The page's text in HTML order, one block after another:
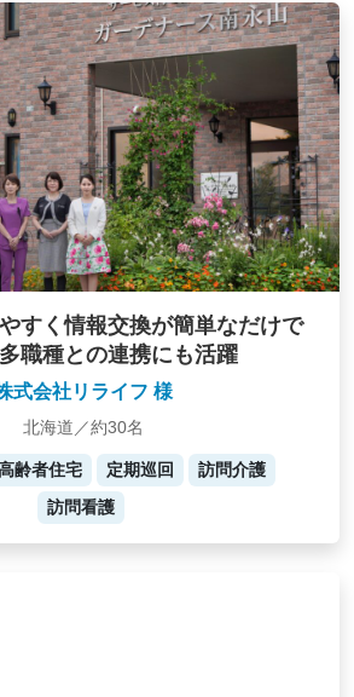
すく情報交換が簡単なだけで
職種との連携にも活躍
式会社リライフ 様
北海道／約30名
齢者住宅 定期巡回
訪問介護
訪問看護